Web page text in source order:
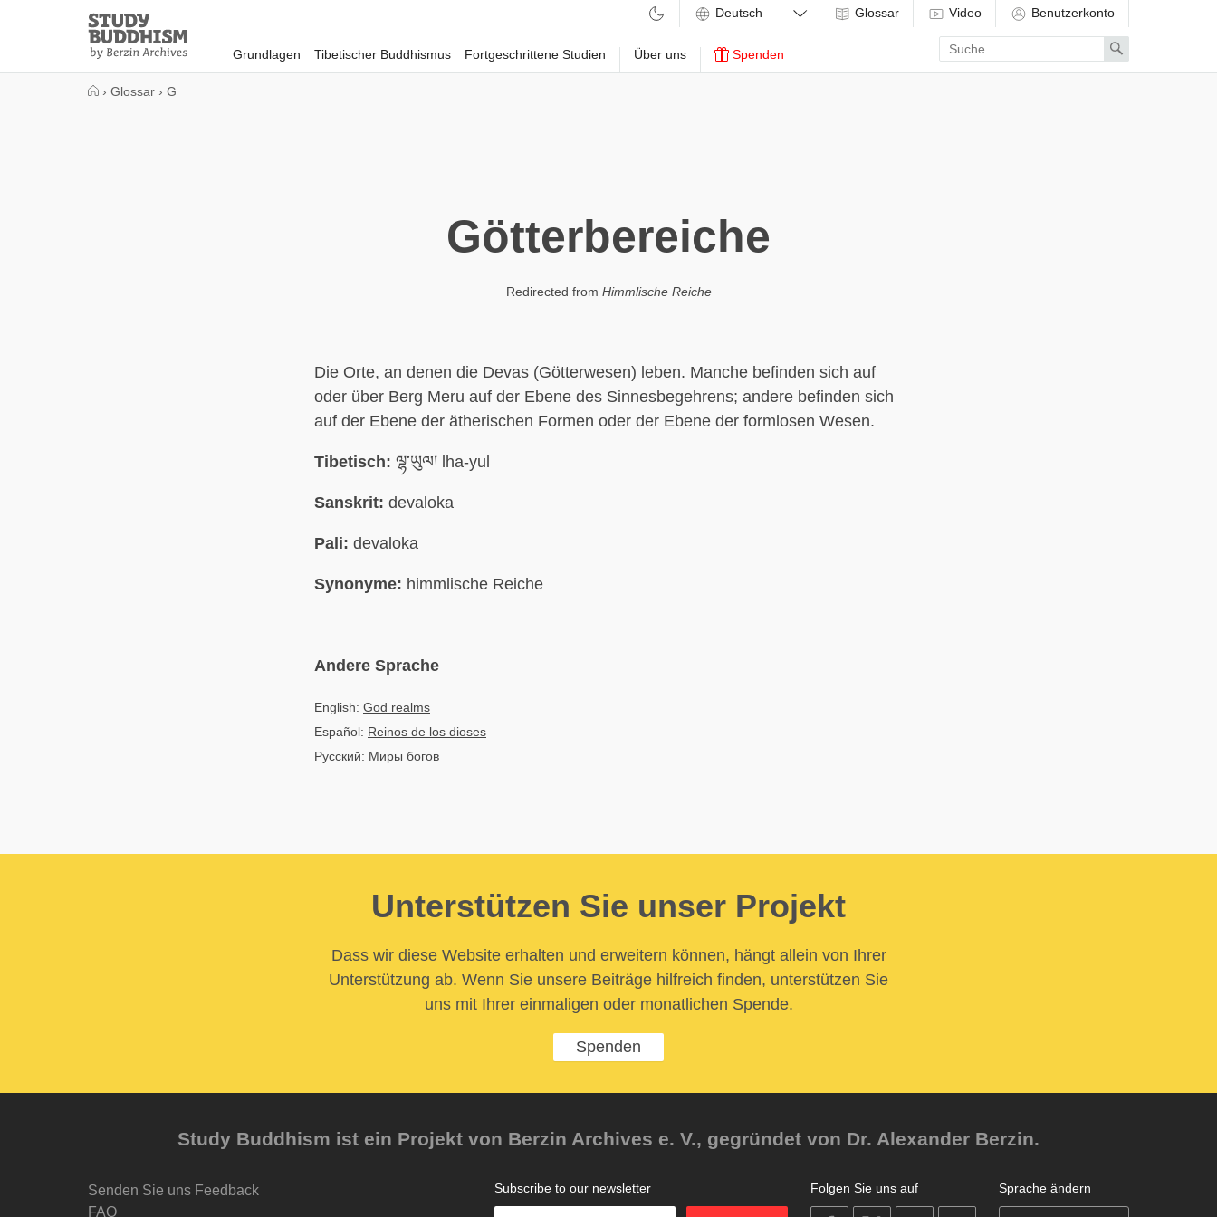
Study
Buddhism
Home
Grundlagen Tibetischer Buddhismus Fortgeschrittene Studien Über uns Spenden
Glossar Video Benutzerkonto
Enter
search
term
Search
› Glossar › G
Götterbereiche
Redirected from Himmlische Reiche
Die Orte, an denen die Devas (Götterwesen) leben. Manche befinden sich auf
oder über Berg Meru auf der Ebene des Sinnesbegehrens; andere befinden sich
auf der Ebene der ätherischen Formen oder der Ebene der formlosen Wesen.
Tibetisch: ལྷ་ཡུལ། lha-yul
Sanskrit: devaloka
Pali: devaloka
Synonyme: himmlische Reiche
Andere Sprache
English: God realms
Español: Reinos de los dioses
Русский: Миры богов
Unterstützen Sie unser Projekt
Dass wir diese Website erhalten und erweitern können, hängt allein von Ihrer
Unterstützung ab. Wenn Sie unsere Beiträge hilfreich finden, unterstützen Sie
uns mit Ihrer einmaligen oder monatlichen Spende.
Spenden
Study Buddhism ist ein Projekt von Berzin Archives e. V., gegründet von Dr. Alexander Berzin.
Senden Sie uns Feedback
FAQ
Sprache ändern
Folgen Sie uns auf
on
on on
Subscribe to our newsletter